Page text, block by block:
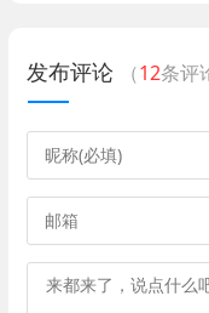
发布评论 （12条评